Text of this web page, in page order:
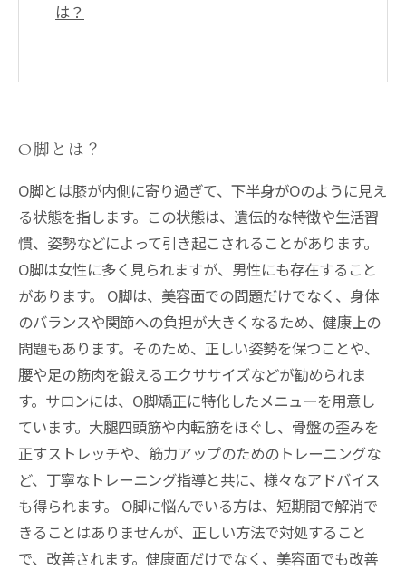
は？
O脚とは？
O脚とは膝が内側に寄り過ぎて、下半身がOのように見え
る状態を指します。この状態は、遺伝的な特徴や生活習
慣、姿勢などによって引き起こされることがあります。
O脚は女性に多く見られますが、男性にも存在すること
があります。 O脚は、美容面での問題だけでなく、身体
のバランスや関節への負担が大きくなるため、健康上の
問題もあります。そのため、正しい姿勢を保つことや、
腰や足の筋肉を鍛えるエクササイズなどが勧められま
す。サロンには、O脚矯正に特化したメニューを用意し
ています。大腿四頭筋や内転筋をほぐし、骨盤の歪みを
正すストレッチや、筋力アップのためのトレーニングな
ど、丁寧なトレーニング指導と共に、様々なアドバイス
も得られます。 O脚に悩んでいる方は、短期間で解消で
きることはありませんが、正しい方法で対処すること
で、改善されます。健康面だけでなく、美容面でも改善